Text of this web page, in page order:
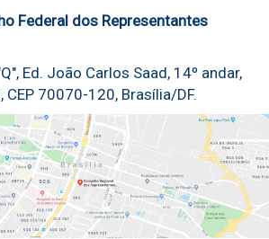
Federal dos Representantes
Ed. João Carlos Saad, 14º andar,
70070-120, Brasília/DF.